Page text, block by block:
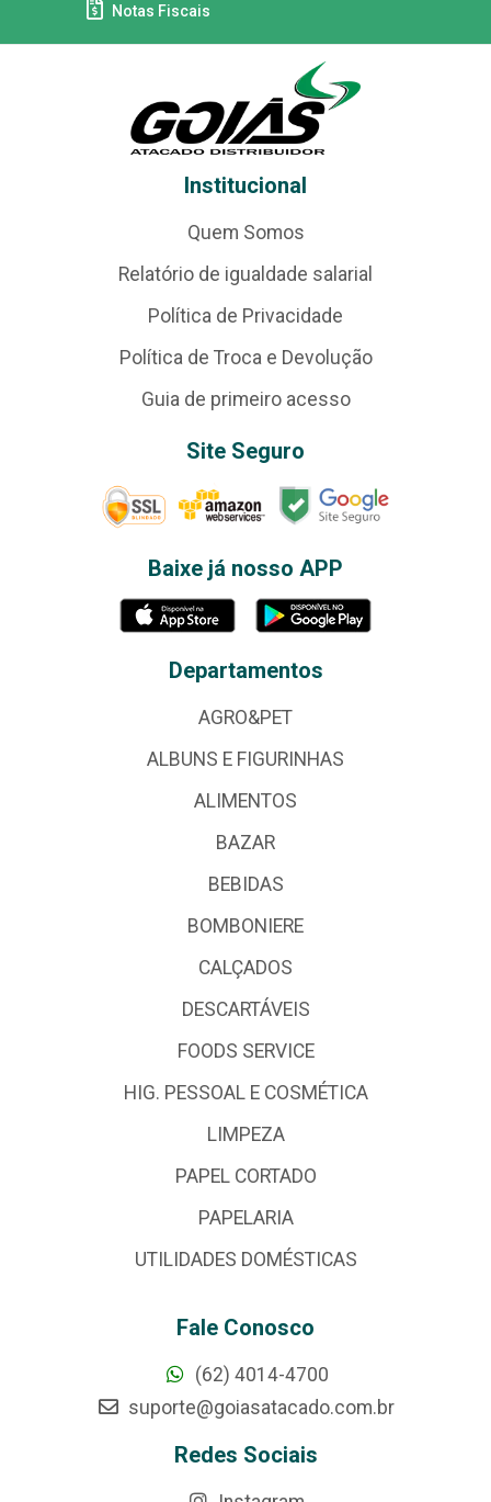
Notas Fiscais
Institucional
Quem Somos
Relatório de igualdade salarial
Política de Privacidade
Política de Troca e Devolução
Guia de primeiro acesso
Site Seguro
Baixe já nosso APP
Departamentos
AGRO&PET
ALBUNS E FIGURINHAS
ALIMENTOS
BAZAR
BEBIDAS
BOMBONIERE
CALÇADOS
DESCARTÁVEIS
FOODS SERVICE
HIG. PESSOAL E COSMÉTICA
LIMPEZA
PAPEL CORTADO
PAPELARIA
UTILIDADES DOMÉSTICAS
Fale Conosco
(62) 4014-4700
suporte@goiasatacado.com.br
Redes Sociais